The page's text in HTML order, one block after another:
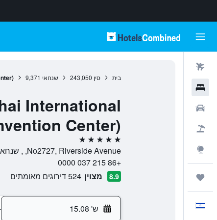
בית סין 243,050 שנחאי 9,371
International
Center)
5 כוכבים
No2727, Riverside Avenue, , שנחאי, שאנגחאי, סין
+86 215 037 0000
8.9 מצוין 524 דירוגים מאומתים
ש' 15.08